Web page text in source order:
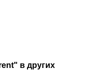
в других